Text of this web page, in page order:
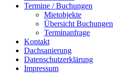
Termine / Buchungen
Mietobjekte
Übersicht Buchungen
Terminanfrage
Kontakt
Dachsanierung
Datenschutzerklärung
Impressum